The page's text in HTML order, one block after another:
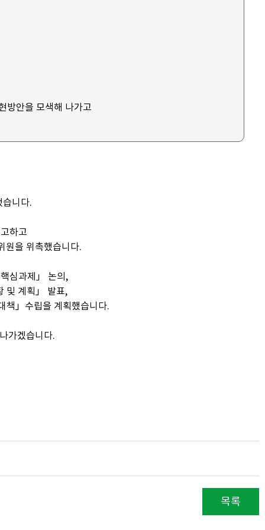
방안을 모색해 나가고
니다.
하고
을 위촉했습니다.
심과제」 논의,
및 계획」 발표,
책」수립을 계획했습니다.
가겠습니다.
목록